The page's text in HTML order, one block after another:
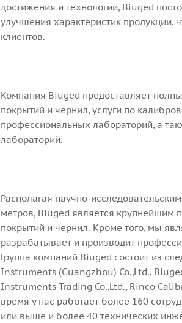
достижения и технологии, Biuged
улучшения характеристик продукции,
клиентов.
Компания Biuged предоставляет
покрытий и чернил, услуги по
профессиональных лабораторий, а
лабораторий.
Располагая научно-
метров, Biuged является крупнейшим
покрытий и чернил. Кроме того, мы
разрабатывает и производит
Группа компаний Biuged состоит из
Instruments (Guangzhou) Co.,Ltd.,
Instruments Trading Co.,Ltd., Rinco
время у нас работает более 160
или выше и более 40 технических